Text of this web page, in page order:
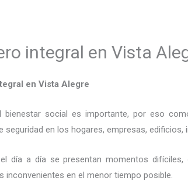
integral en Vista
en Vista Alegre
bienestar social es importante, por eso
seguridad en los hogares, empresas, edificios,
día a día se presentan momentos difíciles,
inconvenientes en el menor tiempo posible.